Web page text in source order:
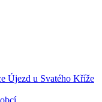
Újezd u Svatého Kříže